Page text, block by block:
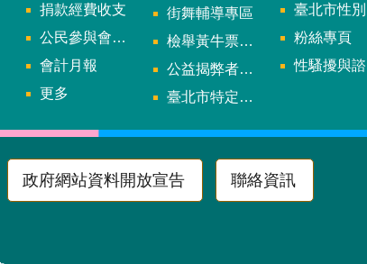
捐款經費收支
公民參與會議資訊
會計月報
更多
街舞輔導專區
檢舉黃牛票專區
公益揭弊者保護法專區
臺北市特定族群體適能指導證照參考名單申請認可計畫
臺北市性別平等辦公室
粉絲專頁
性騷擾與諮詢專區
政府網站資料開放宣告 聯絡資訊